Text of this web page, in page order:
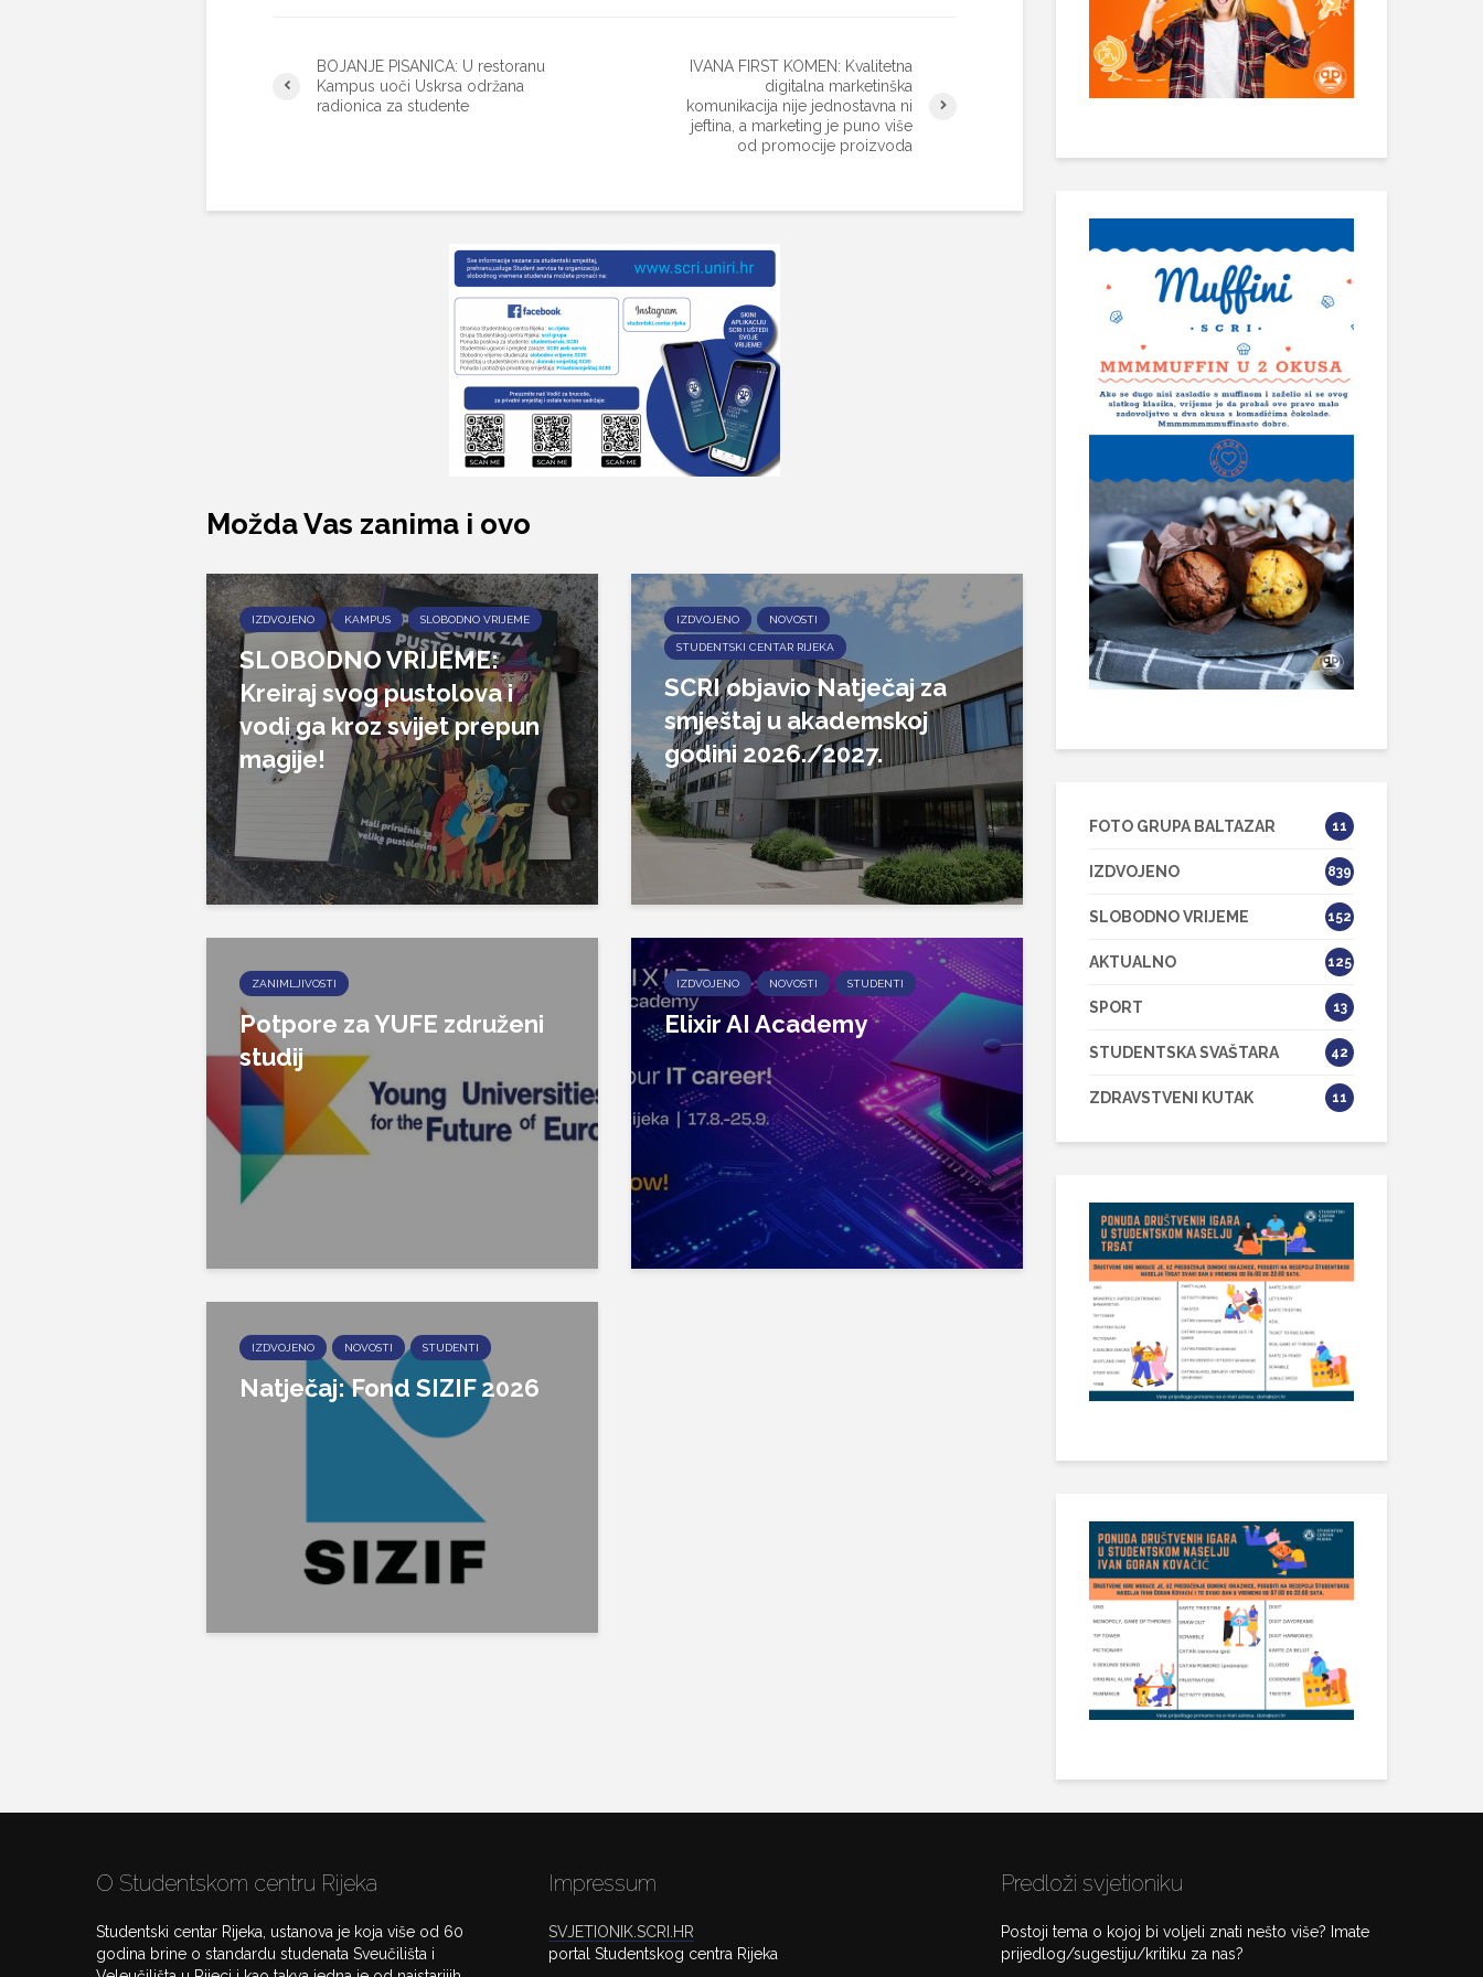
BOJANJE PISANICA: U restoranu
Kampus uoči Uskrsa održana
radionica za studente
IVANA FIRST KOMEN: Kvalitetna
digitalna marketinška
komunikacija nije jednostavna ni
jeftina, a marketing je puno više
od promocije proizvoda
Možda Vas zanima i ovo
IZDVOJENO KAMPUS SLOBODNO VRIJEME
SLOBODNO VRIJEME:
Kreiraj svog pustolova i
vodi ga kroz svijet prepun
magije!
IZDVOJENO NOVOSTI
STUDENTSKI CENTAR RIJEKA
SCRI objavio Natječaj za
smještaj u akademskoj
godini 2026./2027.
ZANIMLJIVOSTI
Potpore za YUFE združeni
studij
IZDVOJENO NOVOSTI STUDENTI
Elixir AI Academy
IZDVOJENO NOVOSTI STUDENTI
Natječaj: Fond SIZIF 2026
FOTO GRUPA BALTAZAR 11
IZDVOJENO 839
SLOBODNO VRIJEME 152
AKTUALNO 125
SPORT 13
STUDENTSKA SVAŠTARA 42
ZDRAVSTVENI KUTAK 11
O Studentskom centru Rijeka
Studentski centar Rijeka, ustanova je koja više od 60
godina brine o standardu studenata Sveučilišta i
Impressum
SVJETIONIK.SCRI.HR
portal Studentskog centra Rijeka
Predloži svjetioniku
Postoji tema o kojoj bi voljeli znati nešto više? Imate
prijedlog/sugestiju/kritiku za nas?